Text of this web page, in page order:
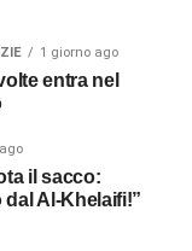
1 giorno ago
entra nel
il sacco:
dal Al-Khelaifi!”